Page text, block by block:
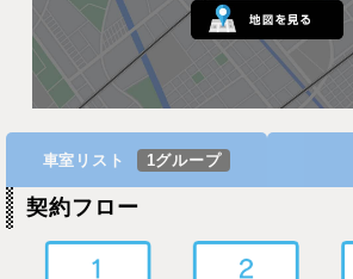
車室リスト 1グループ
契約フロー